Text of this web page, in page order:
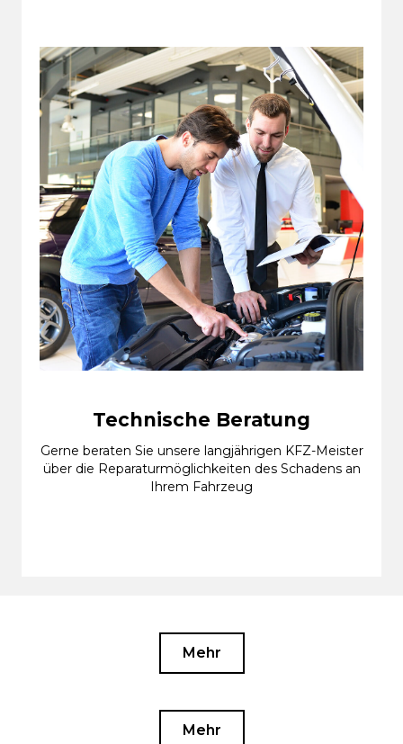
Technische Beratung
Gerne beraten Sie unsere langjährigen KFZ-Meister
über die Reparaturmöglichkeiten des Schadens an
Ihrem Fahrzeug
Mehr
Mehr